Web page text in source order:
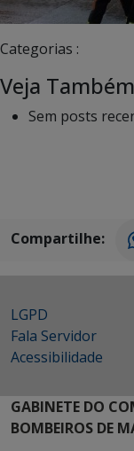
Categorias :
Veja Também
Sem posts
Compartilhe:
LGPD
Fala Servidor
Acessibilidade
GABINETE DO
BOMBEIROS DE